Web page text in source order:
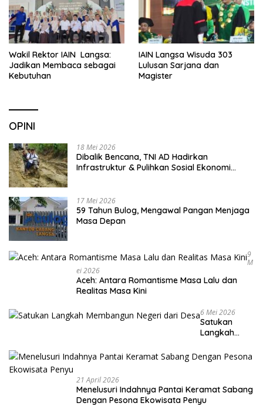
Wakil Rektor IAIN Langsa:
Jadikan Membaca sebagai
Kebutuhan
IAIN Langsa Wisuda 303
Lulusan Sarjana dan
Magister
OPINI
18 Mei 2026
Dibalik Bencana, TNI AD Hadirkan
Infrastruktur & Pulihkan Sosial Ekonomi
17 Mei 2026
59 Tahun Bulog, Mengawal Pangan Menjaga
Masa Depan
9
M
Ei 2026
Aceh: Antara Romantisme Masa Lalu dan
Realitas Masa Kini
6 Mei 2026
Satukan
Langkah
Negeri dari
Desa
21 April 2026
Menelusuri Indahnya Pantai Keramat Sabang
Dengan Pesona Ekowisata Penyu